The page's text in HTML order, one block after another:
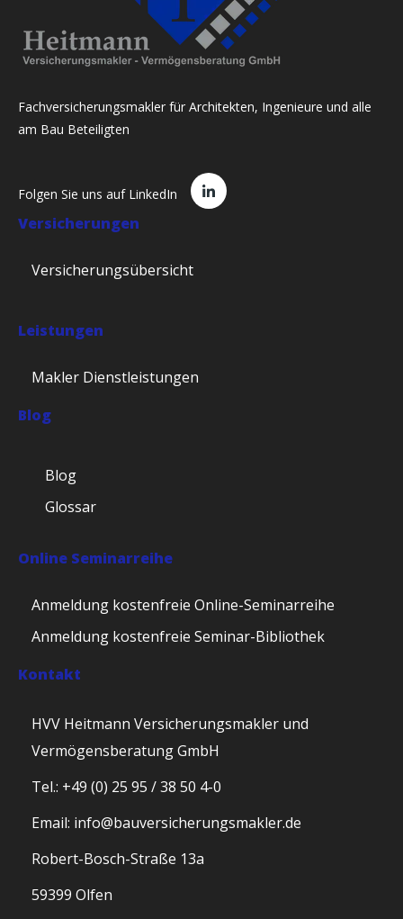
Fachversicherungsmakler für Architekten, Ingenieure und alle
am Bau Beteiligten
Folgen Sie uns auf LinkedIn
Versicherungen
Versicherungsübersicht
Leistungen
Makler Dienstleistungen
Blog
Blog
Glossar
Online Seminarreihe
Anmeldung kostenfreie Online-Seminarreihe
Anmeldung kostenfreie Seminar-Bibliothek
Kontakt
HVV Heitmann Versicherungsmakler und
Vermögensberatung GmbH
Tel.: +49 (0) 25 95 / 38 50 4-0
Email: info@bauversicherungsmakler.de
Robert-Bosch-Straße 13a
59399 Olfen